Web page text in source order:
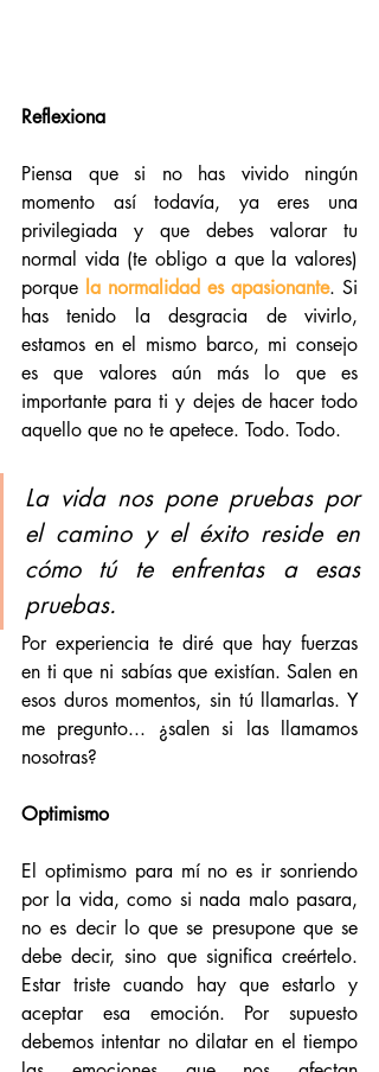
Reflexiona
Piensa que si no has vivido ningún
momento así todavía, ya eres una
privilegiada y que debes valorar tu
normal vida (te obligo a que la valores)
porque la normalidad es apasionante. Si
has tenido la desgracia de vivirlo,
estamos en el mismo barco, mi consejo
es que valores aún más lo que es
importante para ti y dejes de hacer todo
aquello que no te apetece. Todo. Todo.
La vida nos pone pruebas por
el camino y el éxito reside en
cómo tú te enfrentas a esas
pruebas.
Por experiencia te diré que hay fuerzas
en ti que ni sabías que existían. Salen en
esos duros momentos, sin tú llamarlas. Y
me pregunto... ¿salen si las llamamos
nosotras?
Optimismo
El optimismo para mí no es ir sonriendo
por la vida, como si nada malo pasara,
no es decir lo que se presupone que se
debe decir, sino que significa creértelo.
Estar triste cuando hay que estarlo y
aceptar esa emoción. Por supuesto
debemos intentar no dilatar en el tiempo